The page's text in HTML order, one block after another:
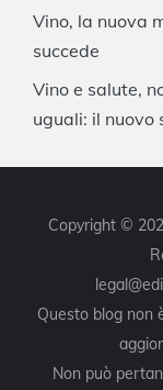
Vino, la nuova
succede
Vino e salute,
uguali: il nuovo
Copyright ©
Questo blog non
Non può